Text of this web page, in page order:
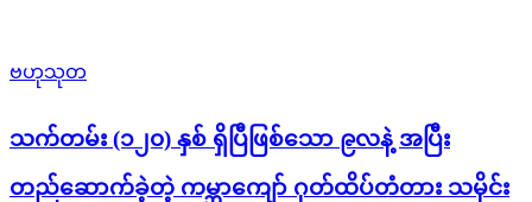
ဗဟုသုတ
သက်တမ်း (၁၂၀) နှစ် ရှိပြီဖြစ်သော ၉လနဲ့ အပြီး
တည်ဆောက်ခဲ့တဲ့ ကမ္ဘာကျော် ဂုတ်ထိပ်တံတား သမိုင်း